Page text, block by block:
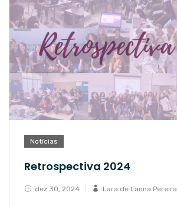
Notícias
Retrospectiva 2024
dez 30, 2024 Lara de Lanna Pereira